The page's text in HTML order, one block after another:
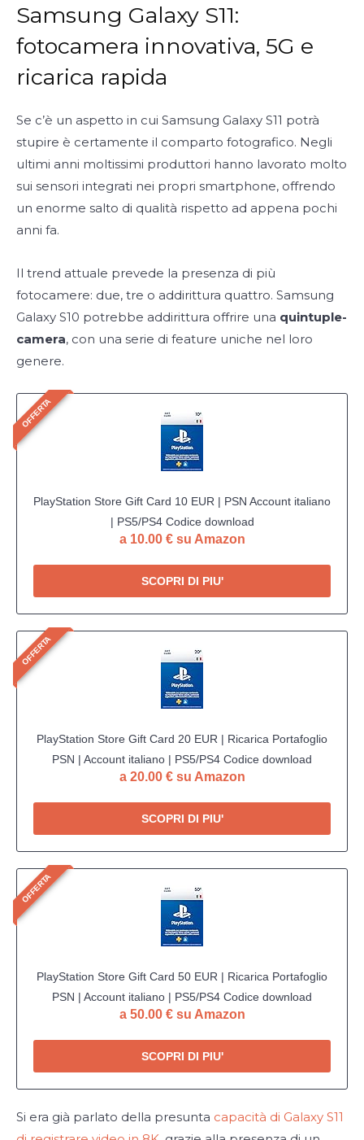
Samsung Galaxy S11:
fotocamera innovativa, 5G e
ricarica rapida
Se c’è un aspetto in cui Samsung Galaxy S11 potrà
stupire è certamente il comparto fotografico. Negli
ultimi anni moltissimi produttori hanno lavorato molto
sui sensori integrati nei propri smartphone, offrendo
un enorme salto di qualità rispetto ad appena pochi
anni fa.
Il trend attuale prevede la presenza di più
fotocamere: due, tre o addirittura quattro. Samsung
Galaxy S10 potrebbe addirittura offrire una quintuple-
camera, con una serie di feature uniche nel loro
genere.
OFFERTA
PlayStation Store Gift Card 10 EUR | PSN Account italiano
| PS5/PS4 Codice download
a 10.00 € su Amazon
SCOPRI DI PIU'
OFFERTA
PlayStation Store Gift Card 20 EUR | Ricarica Portafoglio
PSN | Account italiano | PS5/PS4 Codice download
a 20.00 € su Amazon
SCOPRI DI PIU'
OFFERTA
PlayStation Store Gift Card 50 EUR | Ricarica Portafoglio
PSN | Account italiano | PS5/PS4 Codice download
a 50.00 € su Amazon
SCOPRI DI PIU'
Si era già parlato della presunta capacità di Galaxy S11